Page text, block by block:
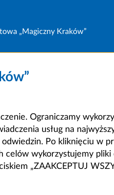
„Magiczny Kraków”
Ograniczamy
usług na
Po kliknięciu w
celów wykorzystujemy pliki
„ZAAKCEPTUJ